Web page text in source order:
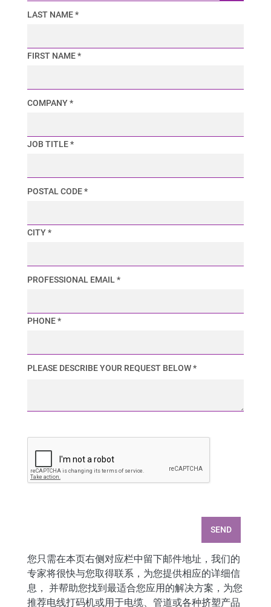
LAST NAME *
FIRST NAME *
COMPANY *
JOB TITLE *
POSTAL CODE *
CITY *
PROFESSIONAL EMAIL *
PHONE *
PLEASE DESCRIBE YOUR REQUEST BELOW *
SEND
您只需在本页右侧对应栏中留下邮件地址，我们的
专家将很快与您取得联系，为您提供相应的详细信
息， 并帮助您找到最适合您应用的解决方案，为您
推荐电线打码机或用于电缆、管道或各种挤塑产品